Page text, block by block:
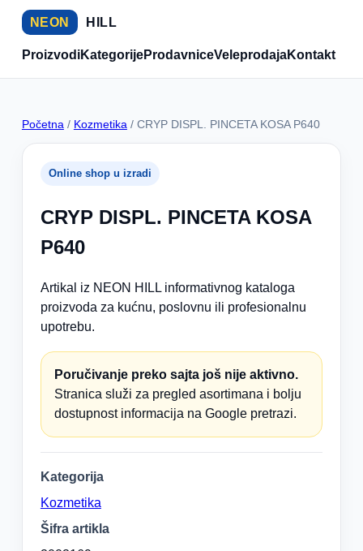
NEON HILL
ProizvodiKategorijeProdavniceVeleprodajaKontakt
Početna / Kozmetika / CRYP DISPL. PINCETA KOSA P640
Online shop u izradi
CRYP DISPL. PINCETA KOSA
P640
Artikal iz NEON HILL informativnog kataloga
proizvoda za kućnu, poslovnu ili profesionalnu
upotrebu.
Poručivanje preko sajta još nije aktivno.
Stranica služi za pregled asortimana i bolju
dostupnost informacija na Google pretrazi.
Kategorija
Kozmetika
Šifra artikla